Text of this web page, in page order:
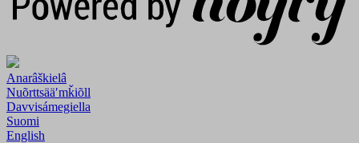
Anarâškielâ
Nuõrttsääʹmǩiõll
Davvisámegiella
Suomi
English